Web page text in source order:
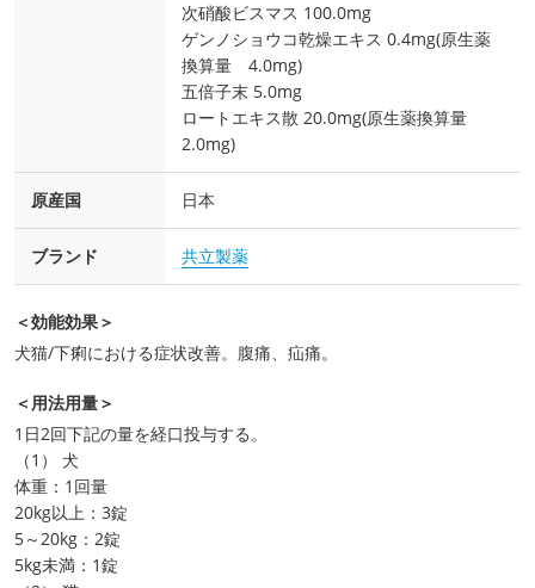
次硝酸ビスマス 100.0mg
ゲンノショウコ乾燥エキス 0.4mg(原生薬
換算量 4.0mg)
五倍子末 5.0mg
ロートエキス散 20.0mg(原生薬換算量
2.0mg)
原産国 日本
ブランド 共立製薬
＜効能効果＞
犬猫/下痢における症状改善。腹痛、疝痛。
＜用法用量＞
1日2回下記の量を経口投与する。
（1） 犬
体重：1回量
20kg以上：3錠
5～20kg：2錠
5kg未満：1錠